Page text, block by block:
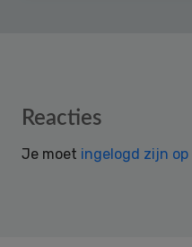
Reader
Reacties
Je moet ingelogd zijn op